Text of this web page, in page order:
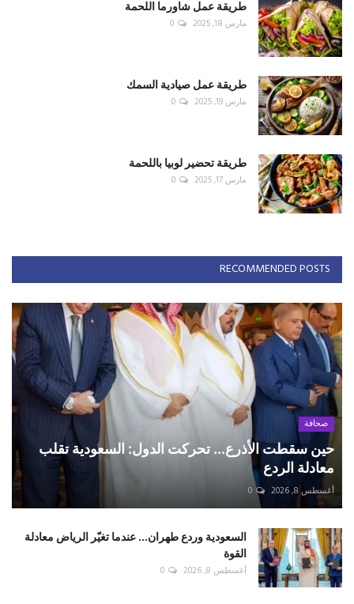
طريقة عمل شاورما اللحمة
مارس 18, 2025 0
طريقة عمل صيادية السمك
مارس 19, 2025 0
طريقة تحضير لوبيا باللحمة
مارس 17, 2025 0
RECOMMENDED POSTS
صحافة
حين سقطت الأذرع... تحركت الدول: السعودية تقلب
معادلة الردع
أغسطس 8, 2026 0
السعودية وردع طهران... عندما تغيّر الرياض معادلة
القوة
أغسطس 8, 2026 0